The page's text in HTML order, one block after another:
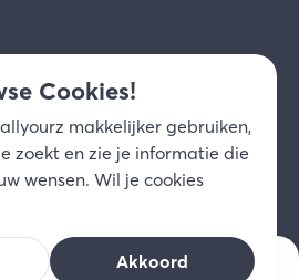
Disclaimer
Cookies!
makkelijker gebruiken,
zoekt en zie je informatie die
wensen. Wil je cookies
Akkoord